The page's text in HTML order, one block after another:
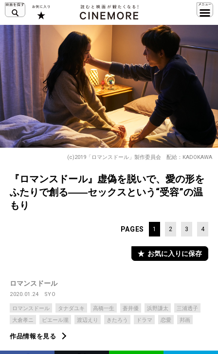
(c)2019「ロマンスドール」製作委員会 配給：KADOKAWA
『ロマンスドール』虚偽を脱いで、愛の形を
ふたりで創る――セックスという“受容”の温
もり
PAGES 1 2 3 4
お気に入りに保存
ロマンスドール
2020.01.24 SYO
ロマンスドール タナダユキ 高橋一生 蒼井優 浜野謙太
三浦透子
大倉孝ニ
ピエール瀧 渡辺えり きたろう ドラマ 恋愛 邦画
作品情報を見る